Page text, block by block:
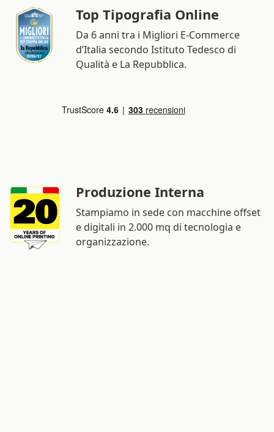
Top Tipografia Online
Da 6 anni tra i Migliori E-Commerce
d’Italia secondo Istituto Tedesco di
Qualità e La Repubblica.
Produzione Interna
Stampiamo in sede con macchine offset
e digitali in 2.000 mq di tecnologia e
organizzazione.